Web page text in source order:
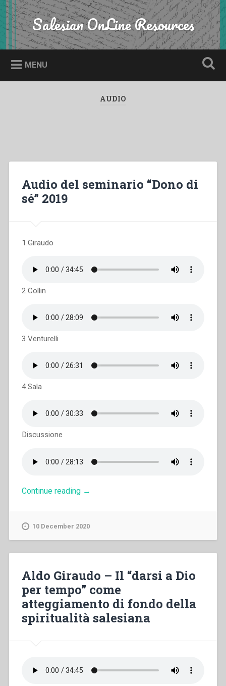
Skip
to
content
Search Salesian OnLine Resources
MENU
AUDIO
Audio del seminario “Dono di
sé” 2019
1.Giraudo
2.Collin
3.Venturelli
4.Sala
Discussione
Continue reading “Audio
di
sé”
→
10 December 2020
Aldo Giraudo – Il “darsi a Dio
per tempo” come
atteggiamento di fondo della
spiritualità salesiana